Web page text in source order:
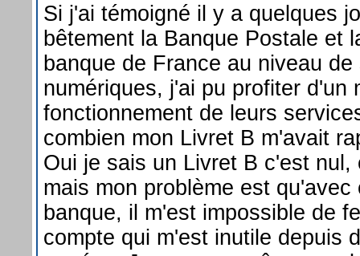
Si j'ai témoigné il y a quelques
bêtement la Banque Postale et
banque de France au niveau
numériques, j'ai pu profiter d'un
fonctionnement de leurs
combien mon Livret B m'avait
Oui je sais un Livret B c'est nul,
mais mon problème est qu'avec
banque, il m'est impossible de
compte qui m'est inutile depuis